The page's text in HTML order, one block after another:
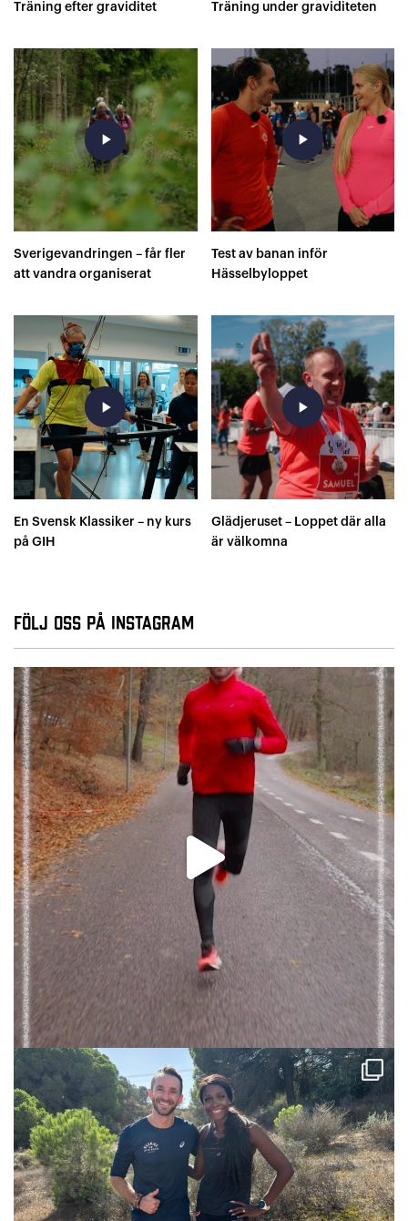
Träning efter graviditet Träning under graviditeten
play_arrow
Sverigevandringen – får fler
att vandra organiserat
play_arrow
Test av banan inför
Hässelbyloppet
play_arrow
En Svensk Klassiker – ny kurs
på GIH
play_arrow
Glädjeruset – Loppet där alla
är välkomna
Följ oss på Instagram